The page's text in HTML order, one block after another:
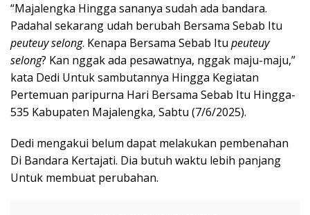
“Majalengka Hingga sananya sudah ada bandara.
Padahal sekarang udah berubah Bersama Sebab Itu
peuteuy selong. Kenapa Bersama Sebab Itu peuteuy
selong? Kan nggak ada pesawatnya, nggak maju-maju,”
kata Dedi Untuk sambutannya Hingga Kegiatan
Pertemuan paripurna Hari Bersama Sebab Itu Hingga-
535 Kabupaten Majalengka, Sabtu (7/6/2025).
Dedi mengakui belum dapat melakukan pembenahan
Di Bandara Kertajati. Dia butuh waktu lebih panjang
Untuk membuat perubahan.